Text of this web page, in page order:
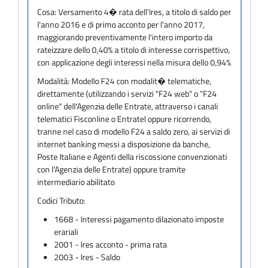
Cosa:Versamento 4� rata dell'Ires, a titolo di saldo per
l'anno 2016 e di primo acconto per l'anno 2017,
maggiorando preventivamente l'intero importo da
rateizzare dello 0,40% a titolo di interesse corrispettivo,
con applicazione degli interessi nella misura dello 0,94%
Modalità: Modello F24 con modalit� telematiche,
direttamente (utilizzando i servizi "F24 web" o "F24
online" dell'Agenzia delle Entrate, attraverso i canali
telematici Fisconline o Entratel oppure ricorrendo,
tranne nel caso di modello F24 a saldo zero, ai servizi di
internet banking messi a disposizione da banche,
Poste Italiane e Agenti della riscossione convenzionati
con l'Agenzia delle Entrate) oppure tramite
intermediario abilitato
Codici Tributo:
1668 - Interessi pagamento dilazionato imposte
erariali
2001 - Ires acconto - prima rata
2003 - Ires - Saldo